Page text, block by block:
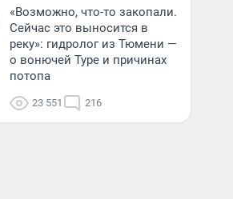
«Возможно, что-то закопали.
Сейчас это выносится в
реку»: гидролог из Тюмени —
о вонючей Туре и причинах
потопа
23 551 216